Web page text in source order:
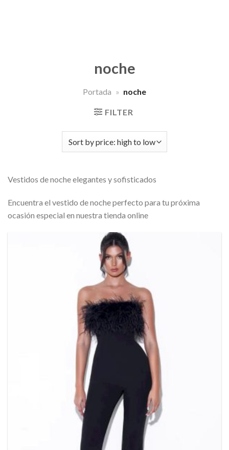
noche
Portada » noche
FILTER
Vestidos de noche elegantes y sofisticados
Encuentra el vestido de noche perfecto para tu próxima
ocasión especial en nuestra tienda online